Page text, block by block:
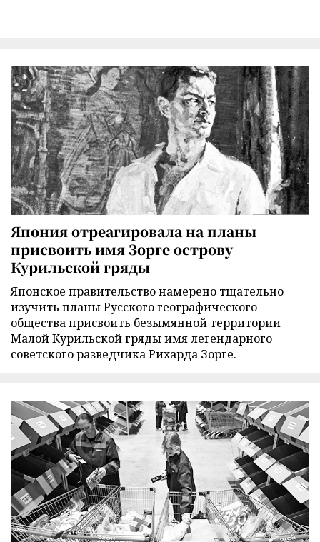
Япония отреагировала на планы
присвоить имя Зорге острову
Курильской гряды
Японское правительство намерено тщательно
изучить планы Русского географического
общества присвоить безымянной территории
Малой Курильской гряды имя легендарного
советского разведчика Рихарда Зорге.